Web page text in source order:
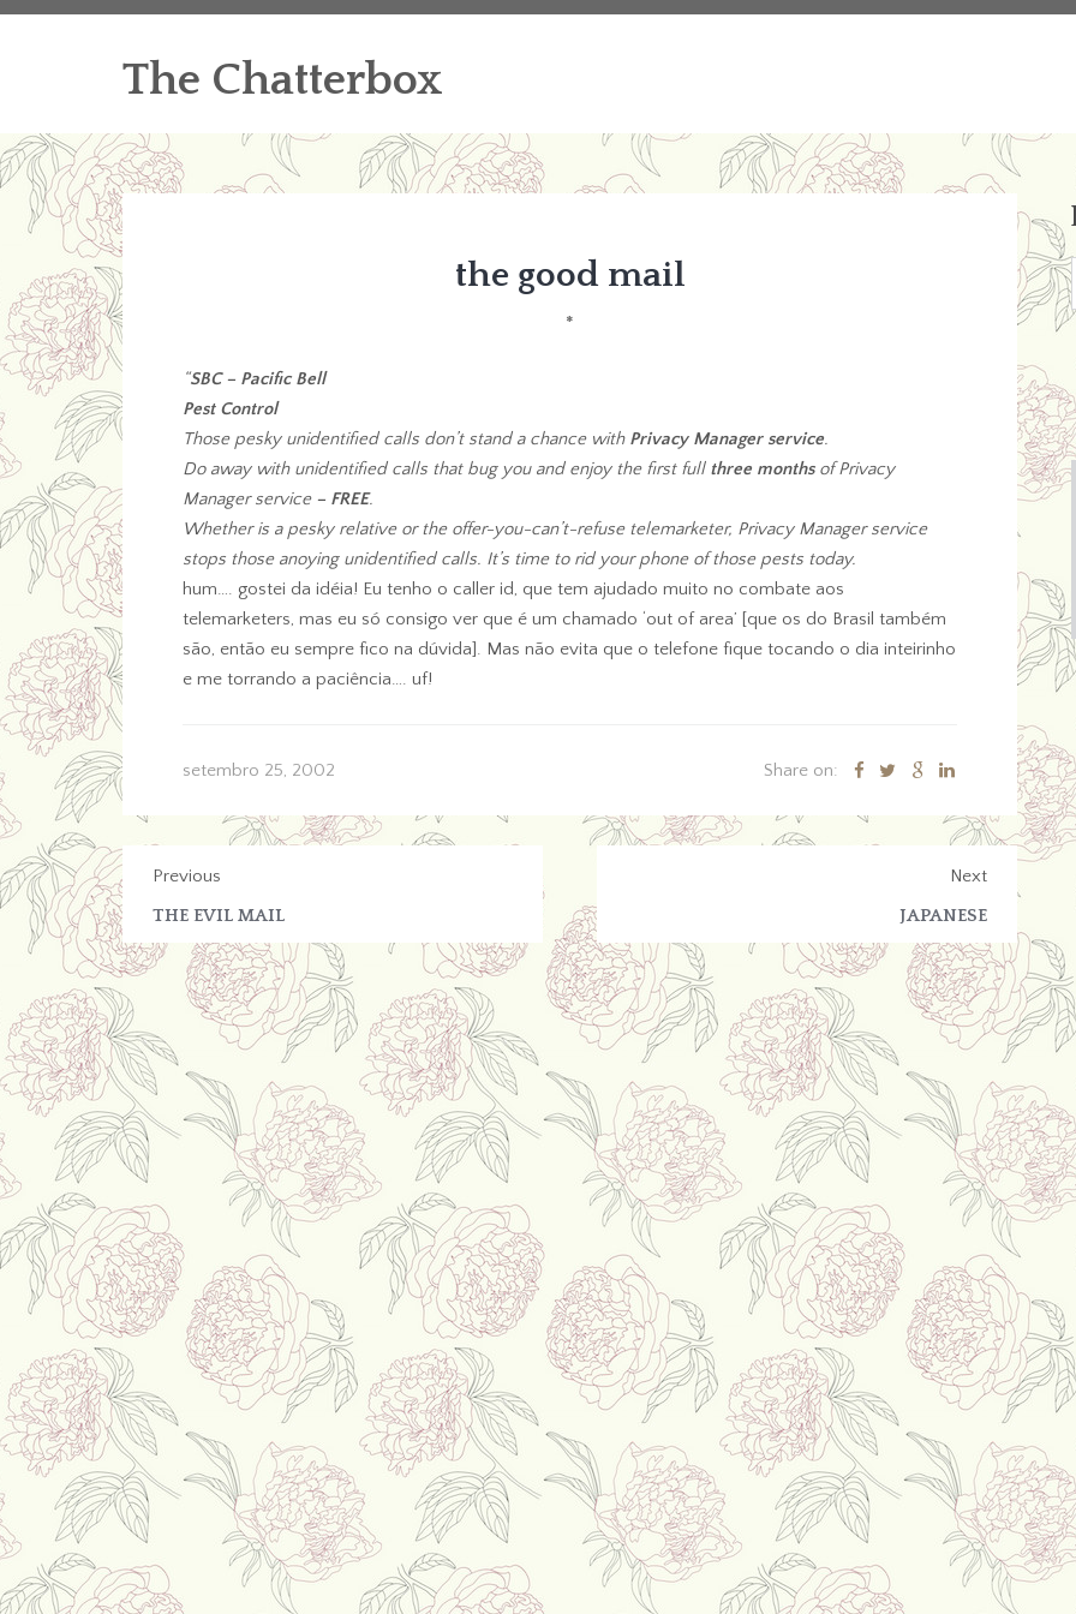
The Chatterbox
the good mail
*
“SBC – Pacific Bell
Pest Control
Those pesky unidentified calls don’t stand a chance with Privacy Manager service.
Do away with unidentified calls that bug you and enjoy the first full three monthsof Privacy
Manager service – FREE.
Whether is a pesky relative or the offer-you-can’t-refuse telemarketer, Privacy Manager service
stops those anoying unidentified calls. It’s time to rid your phone of those pests today.
hum…. gostei da idéia! Eu tenho o caller id, que tem ajudado muito no combate aos
telemarketers, mas eu só consigo ver que é um chamado ‘out of area’ [que os do Brasil também
são, então eu sempre fico na dúvida]. Mas não evita que o telefone fique tocando o dia inteirinho
e me torrando a paciência…. uf!
setembro 25, 2002 Share on:
Previous
THE EVIL MAIL
Next
JAPANESE